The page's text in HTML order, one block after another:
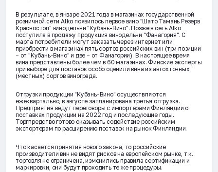
В результате, в январе 2021 года в магазинах государственной
розничной сети Alko появилось первое вино "Шато Тамань Резерв
Красностоп" винодельни "Кубань-Вино". Позже в сеть Alko
поступила в продажу продукция винодельни "Фанагория". С
марта потребители могут заказать через интернет или
приобрести в магазинах пять сортов российских вин (три позиции
– от "Кубань-Вино" и две – от Фанагории). В настоящее время
вина представлены более чем в 60 магазинах. Финские эксперты
при выборе для поставок особо оценили вина из автохтонных
(местных) сортов винограда.
Отгрузки продукции "Кубань-Вино" осуществляются
ежеквартально, в августе запланирована третья отгрузка.
Предприятия ведут переговоры с импортерами Финляндии о
поставках продукции на 2022 год и последующие годы.
Торгпредство готово оказывать содействие российским
экспортерам по расширению поставок на рынок Финляндии.
Что касается принятия нового закона, то российские
производители вин не видят рисков на европейском рынке, т.к.
торговля не ограничена, изменились правила сертификации и
маркировки, они будут проходить те же процедуры.